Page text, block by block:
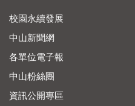
校園永續發展
中山新聞網
各單位電子報
中山粉絲團
資訊公開專區